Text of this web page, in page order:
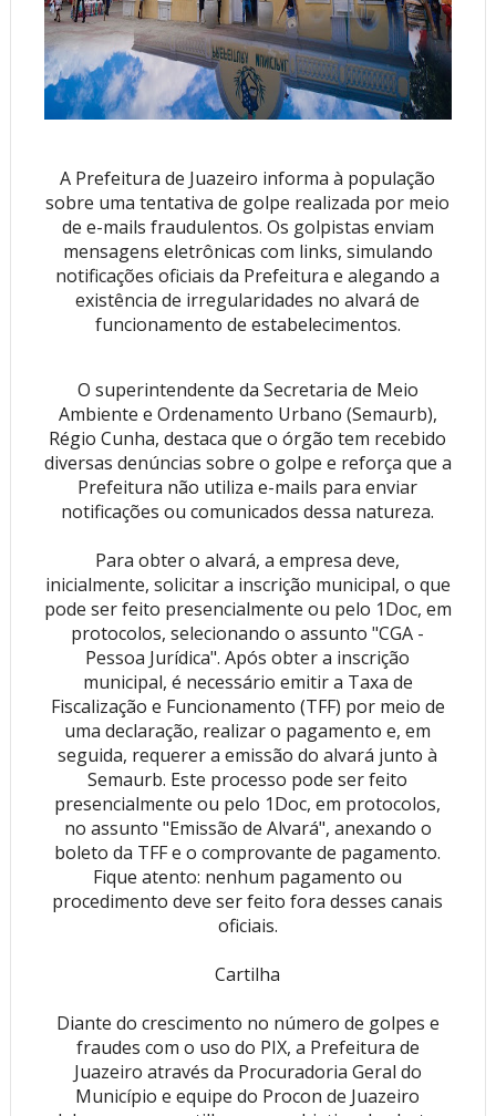
A Prefeitura de Juazeiro informa à população
sobre uma tentativa de golpe realizada por meio
de e-mails fraudulentos. Os golpistas enviam
mensagens eletrônicas com links, simulando
notificações oficiais da Prefeitura e alegando a
existência de irregularidades no alvará de
funcionamento de estabelecimentos.
O superintendente da Secretaria de Meio
Ambiente e Ordenamento Urbano (Semaurb),
Régio Cunha, destaca que o órgão tem recebido
diversas denúncias sobre o golpe e reforça que a
Prefeitura não utiliza e-mails para enviar
notificações ou comunicados dessa natureza.
Para obter o alvará, a empresa deve,
inicialmente, solicitar a inscrição municipal, o que
pode ser feito presencialmente ou pelo 1Doc, em
protocolos, selecionando o assunto "CGA -
Pessoa Jurídica". Após obter a inscrição
municipal, é necessário emitir a Taxa de
Fiscalização e Funcionamento (TFF) por meio de
uma declaração, realizar o pagamento e, em
seguida, requerer a emissão do alvará junto à
Semaurb. Este processo pode ser feito
presencialmente ou pelo 1Doc, em protocolos,
no assunto "Emissão de Alvará", anexando o
boleto da TFF e o comprovante de pagamento.
Fique atento: nenhum pagamento ou
procedimento deve ser feito fora desses canais
oficiais.
Cartilha
Diante do crescimento no número de golpes e
fraudes com o uso do PIX, a Prefeitura de
Juazeiro através da Procuradoria Geral do
Município e equipe do Procon de Juazeiro